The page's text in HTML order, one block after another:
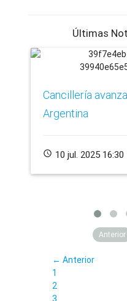
Últimas
Cancillería
Argentina
schedule 10 jul. 2025 16:30
Anterior
← Anterior
1
2
3